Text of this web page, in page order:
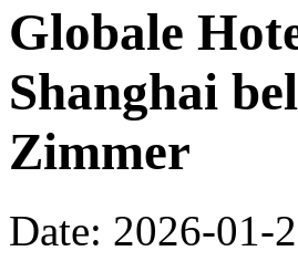
Globale
Shanghai
Zimmer
Date: 2026-01-